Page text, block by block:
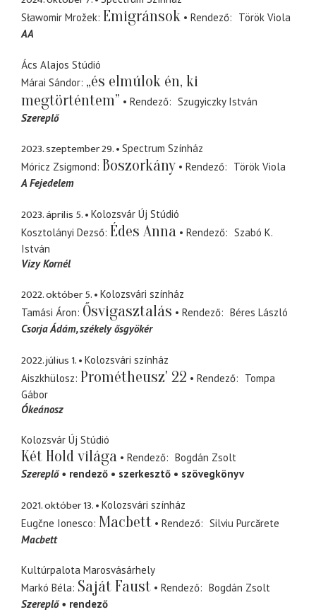
Sławomir Mrožek Emigránsok Rendező
Török Viola
AA
Ács Alajos Stúdió
Márai Sándor „és elmúlok én, ki
megtörténtem”
Rendező
Szugyiczky István
Szereplő
2023. szeptember 29.
Spectrum Színház
Móricz Zsigmond Boszorkány Rendező
Török Viola
A Fejedelem
2023. április 5.
Kolozsvár Új Stúdió
Kosztolányi Dezső Édes Anna Rendező
Szabó K.
István
Vizy Kornél
2022. október 5.
Kolozsvári színház
Tamási Áron Ősvigasztalás Rendező
Béres László
Csorja Ádám székely ősgyökér
2022. július 1.
Kolozsvári színház
Aiszkhülosz Prométheusz' 22 Rendező
Tompa
Gábor
Ókeánosz
Kolozsvár Új Stúdió
Két Hold világa Rendező
Bogdán Zsolt
Szereplő
rendező szerkesztő szövegkönyv
2021. október 13.
Kolozsvári színház
Eugčne Ionesco Macbett Rendező
Silviu Purcărete
Macbett
Kultúrpalota Marosvásárhely
Markó Béla Saját Faust Rendező
Bogdán Zsolt
Szereplő
rendező